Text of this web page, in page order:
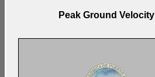
Peak Ground Velocity